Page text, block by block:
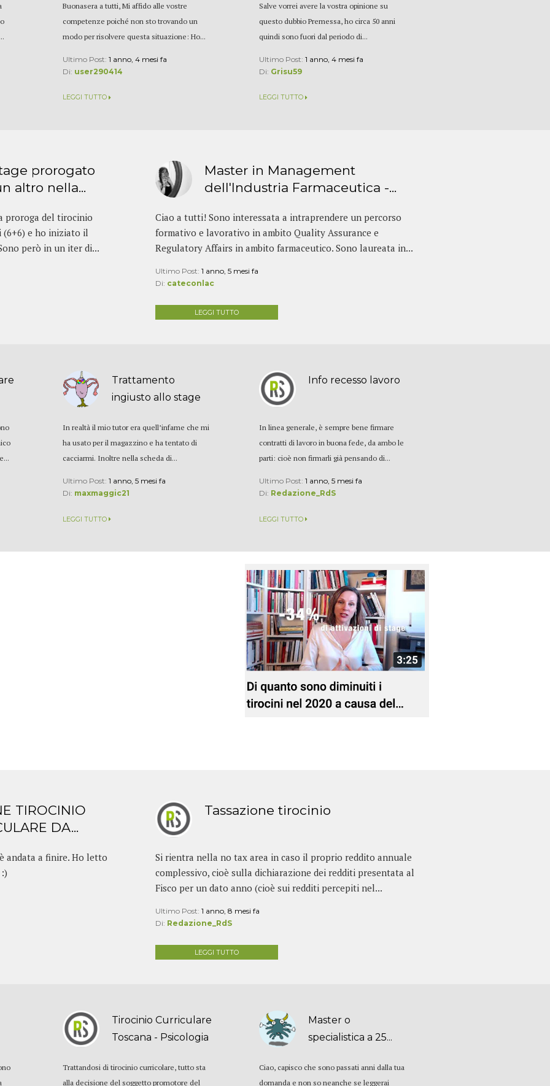
Buonasera a tutti, Mi affido alle vostre
competenze poiché non sto trovando un
modo per risolvere questa situazione: Ho...
Ultimo Post:1 anno, 4 mesi fa
Di: user290414
LEGGI TUTTO
Salve vorrei avere la vostra opinione su
questo dubbio Premessa, ho circa 50 anni
quindi sono fuori dal periodo di...
Ultimo Post:1 anno, 4 mesi fa
Di: Grisu59
LEGGI TUTTO
prorogato
altro nella...
proroga del tirocinio
e ho iniziato il
però in un iter di...
Master in Management
dell'Industria Farmaceutica -...
Ciao a tutti! Sono interessata a intraprendere un percorso
formativo e lavorativo in ambito Quality Assurance e
Regulatory Affairs in ambito farmaceutico. Sono laureata in...
Ultimo Post: 1 anno, 5 mesi fa
Di: cateconlac
LEGGI TUTTO
Trattamento
ingiusto allo stage
In realtà il mio tutor era quell’infame che mi
ha usato per il magazzino e ha tentato di
cacciarmi. Inoltre nella scheda di...
Ultimo Post:1 anno, 5 mesi fa
Di: maxmaggic21
LEGGI TUTTO
Info recesso lavoro
In linea generale, è sempre bene firmare
contratti di lavoro in buona fede, da ambo le
parti: cioè non firmarli già pensando di...
Ultimo Post:1 anno, 5 mesi fa
Di: Redazione_RdS
LEGGI TUTTO
TIROCINIO
DA...
andata a finire. Ho letto
Tassazione tirocinio
Si rientra nella no tax area in caso il proprio reddito annuale
complessivo, cioè sulla dichiarazione dei redditi presentata al
Fisco per un dato anno (cioè sui redditi percepiti nel...
Ultimo Post: 1 anno, 8 mesi fa
Di: Redazione_RdS
LEGGI TUTTO
Tirocinio Curriculare
Toscana - Psicologia
Trattandosi di tirocinio curricolare, tutto sta
alla decisione del soggetto promotore del
Master o
specialistica a 25...
Ciao, capisco che sono passati anni dalla tua
domanda e non so neanche se leggerai